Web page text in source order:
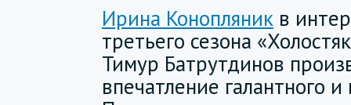
Ирина Конопляник в
третьего сезона
Тимур Батрутдинов
впечатление галантного